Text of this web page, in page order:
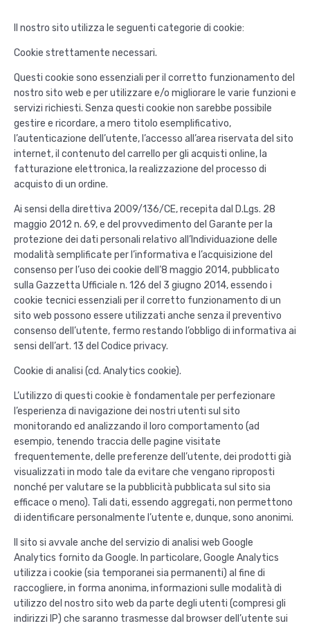
Il nostro sito utilizza le seguenti categorie di cookie:
Cookie strettamente necessari.
Questi cookie sono essenziali per il corretto funzionamento del
nostro sito web e per utilizzare e/o migliorare le varie funzioni e
servizi richiesti. Senza questi cookie non sarebbe possibile
gestire e ricordare, a mero titolo esemplificativo,
l’autenticazione dell’utente, l’accesso all’area riservata del sito
internet, il contenuto del carrello per gli acquisti online, la
fatturazione elettronica, la realizzazione del processo di
acquisto di un ordine.
Ai sensi della direttiva 2009/136/CE, recepita dal D.Lgs. 28
maggio 2012 n. 69, e del provvedimento del Garante per la
protezione dei dati personali relativo all’Individuazione delle
modalità semplificate per l’informativa e l’acquisizione del
consenso per l’uso dei cookie dell’8 maggio 2014, pubblicato
sulla Gazzetta Ufficiale n. 126 del 3 giugno 2014, essendo i
cookie tecnici essenziali per il corretto funzionamento di un
sito web possono essere utilizzati anche senza il preventivo
consenso dell’utente, fermo restando l’obbligo di informativa ai
sensi dell’art. 13 del Codice privacy.
Cookie di analisi (cd. Analytics cookie).
L’utilizzo di questi cookie è fondamentale per perfezionare
l’esperienza di navigazione dei nostri utenti sul sito
monitorando ed analizzando il loro comportamento (ad
esempio, tenendo traccia delle pagine visitate
frequentemente, delle preferenze dell’utente, dei prodotti già
visualizzati in modo tale da evitare che vengano riproposti
nonché per valutare se la pubblicità pubblicata sul sito sia
efficace o meno). Tali dati, essendo aggregati, non permettono
di identificare personalmente l’utente e, dunque, sono anonimi.
Il sito si avvale anche del servizio di analisi web Google
Analytics fornito da Google. In particolare, Google Analytics
utilizza i cookie (sia temporanei sia permanenti) al fine di
raccogliere, in forma anonima, informazioni sulle modalità di
utilizzo del nostro sito web da parte degli utenti (compresi gli
indirizzi IP) che saranno trasmesse dal browser dell’utente sui